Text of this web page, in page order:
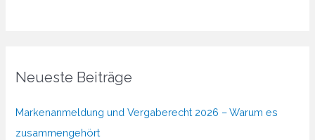
Neueste Beiträge
Markenanmeldung und Vergaberecht 2026 – Warum es
zusammengehört